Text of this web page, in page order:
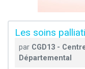
Les soins
par CGD13 -
Départemental